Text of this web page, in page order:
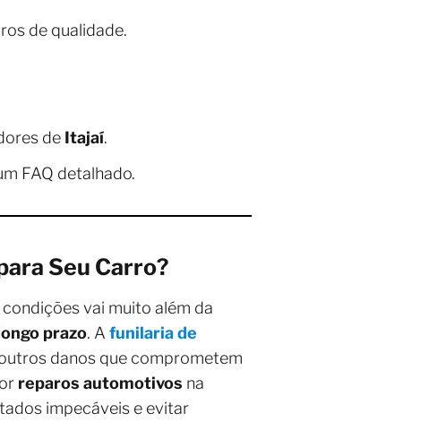
de qualidade.
de Itajaí.
FAQ detalhado.
Seu Carro?
vai muito além da
prazo. A funilaria de
danos que comprometem
reparos automotivos na
impecáveis e evitar